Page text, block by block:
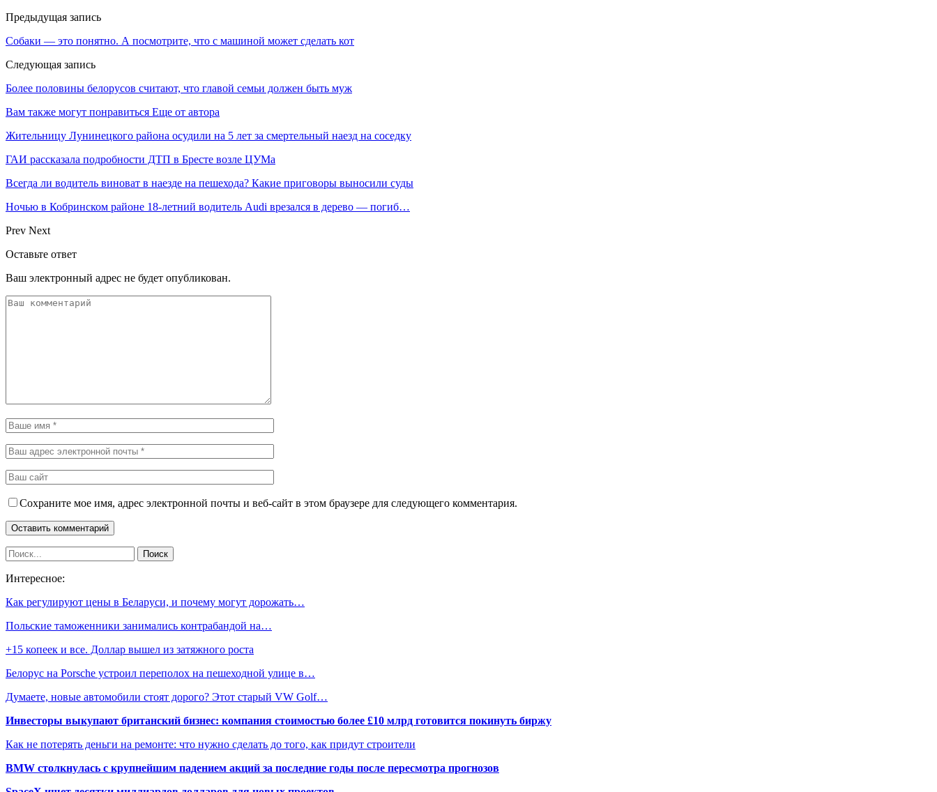
Предыдущая запись
Собаки — это понятно. А посмотрите, что с машиной может сделать кот
Следующая запись
Более половины белорусов считают, что главой семьи должен быть муж
Вам также могут понравиться Еще от автора
Жительницу Лунинецкого района осудили на 5 лет за смертельный наезд на соседку
ГАИ рассказала подробности ДТП в Бресте возле ЦУМа
Всегда ли водитель виноват в наезде на пешехода? Какие приговоры выносили суды
Ночью в Кобринском районе 18-летний водитель Audi врезался в дерево — погиб…
Prev Next
Оставьте ответ
Ваш электронный адрес не будет опубликован.
Сохраните мое имя, адрес электронной почты и веб-сайт в этом браузере для следующего комментария.
Интересное:
Как регулируют цены в Беларуси, и почему могут дорожать…
Польские таможенники занимались контрабандой на…
+15 копеек и все. Доллар вышел из затяжного роста
Белорус на Porsche устроил переполох на пешеходной улице в…
Думаете, новые автомобили стоят дорого? Этот старый VW Golf…
Инвесторы выкупают британский бизнес: компания стоимостью более £10 млрд готовится покинуть биржу
Как не потерять деньги на ремонте: что нужно сделать до того, как придут строители
BMW столкнулась с крупнейшим падением акций за последние годы после пересмотра прогнозов